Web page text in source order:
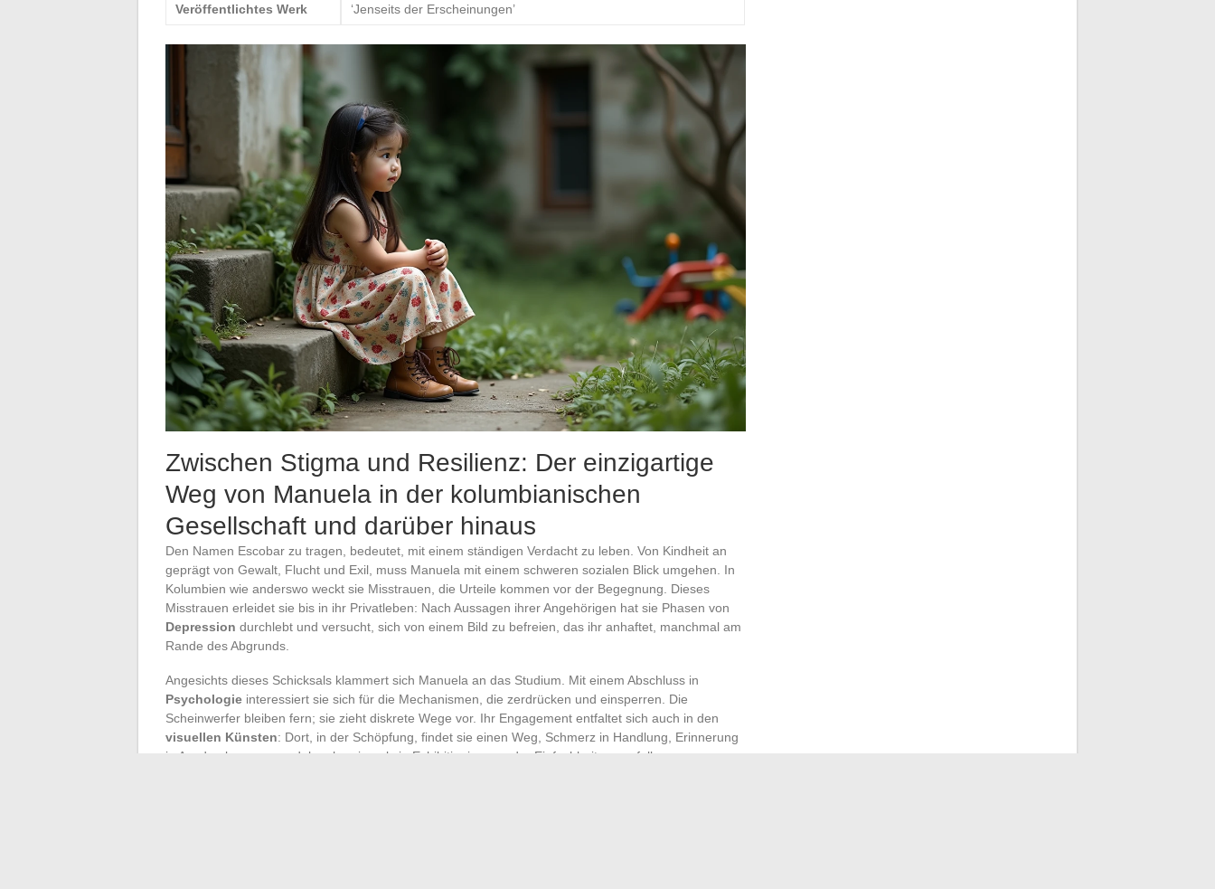
Veröffentlichtes Werk ‘Jenseits der Erscheinungen’
Zwischen Stigma und Resilienz: Der einzigartige
Weg von Manuela in der kolumbianischen
Gesellschaft und darüber hinaus
Den Namen Escobar zu tragen, bedeutet, mit einem ständigen Verdacht zu leben. Von Kindheit an
geprägt von Gewalt, Flucht und Exil, muss Manuela mit einem schweren sozialen Blick umgehen. In
Kolumbien wie anderswo weckt sie Misstrauen, die Urteile kommen vor der Begegnung. Dieses
Misstrauen erleidet sie bis in ihr Privatleben: Nach Aussagen ihrer Angehörigen hat sie Phasen von
Depression durchlebt und versucht, sich von einem Bild zu befreien, das ihr anhaftet, manchmal am
Rande des Abgrunds.
Angesichts dieses Schicksals klammert sich Manuela an das Studium. Mit einem Abschluss in
Psychologie interessiert sie sich für die Mechanismen, die zerdrücken und einsperren. Die
Scheinwerfer bleiben fern; sie zieht diskrete Wege vor. Ihr Engagement entfaltet sich auch in den
visuellen Künsten: Dort, in der Schöpfung, findet sie einen Weg, Schmerz in Handlung, Erinnerung
in Ausdruck zu verwandeln, ohne jemals in Exhibitionismus oder Einfachheit zu verfallen.